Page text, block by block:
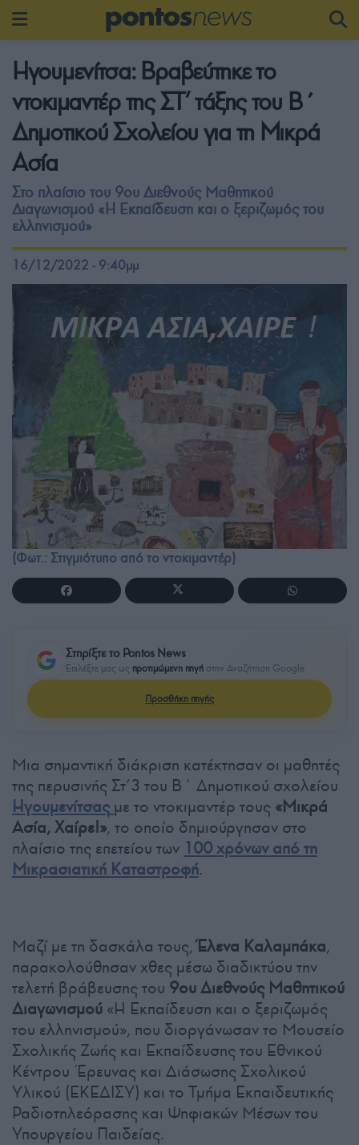
Hγουμενίτσα: Βραβεύτηκε το
ντοκιμαντέρ της ΣΤ’ τάξης του Β΄
Δημοτικού Σχολείου για τη Μικρά
Ασία
Στο πλαίσιο του 9ου Διεθνούς Μαθητικού
Διαγωνισμού «Η Εκπαίδευση και ο ξεριζωμός του
ελληνισμού»
16/12/2022 - 9:40μμ
(Φωτ.: Στιγμιότυπο από το ντοκιμαντέρ)
Στηρίξτε το Pontos News
Επιλέξτε μας ως προτιμώμενη πηγή στην Αναζήτηση Google
Προσθήκη πηγής
Μια σημαντική διάκριση κατέκτησαν οι μαθητές
της περυσινής Στ’3 του Β΄ Δημοτικού σχολείου
Ηγουμενίτσας με το ντοκιμαντέρ τους «Μικρά
Ασία, Χαίρε!», το οποίο δημιούργησαν στο
πλαίσιο της επετείου των 100 χρόνων από τη
Μικρασιατική Καταστροφή.
Μαζί με τη δασκάλα τους,Έλενα Καλαμπάκα,
παρακολούθησαν χθες μέσω διαδικτύου την
τελετή βράβευσης του 9ου Διεθνούς Μαθητικού
Διαγωνισμού «Η Εκπαίδευση και ο ξεριζωμός
του ελληνισμού», που διοργάνωσαν το Μουσείο
Σχολικής Ζωής και Εκπαίδευσης του Εθνικού
Κέντρου Έρευνας και Διάσωσης Σχολικού
Υλικού (ΕΚΕΔΙΣΥ) και το Τμήμα Εκπαιδευτικής
Ραδιοτηλεόρασης και Ψηφιακών Μέσων του
Υπουργείου Παιδείας.